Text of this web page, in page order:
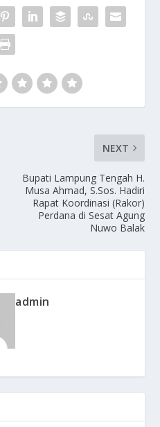
NEXT
Bupati Lampung Tengah H.
Musa Ahmad, S.Sos. Hadiri
Rapat Koordinasi (Rakor)
Perdana di Sesat Agung
Nuwo Balak
admin